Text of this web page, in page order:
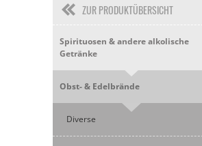
ZUR PRODUKTÜBERSICHT
Spirituosen & andere alkolische
Getränke
Obst- & Edelbrände
Diverse